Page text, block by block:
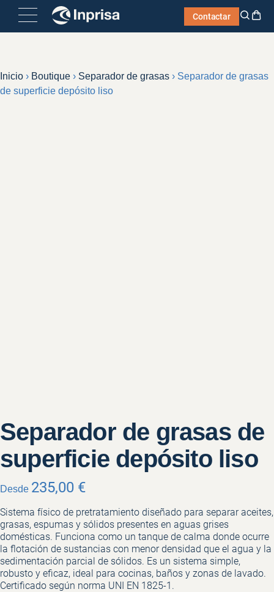
Skip
content
Contactar
Inicio › Boutique › Separador de grasas › Separador de grasas
de superficie depósito liso
Separador de grasas de
superficie depósito liso
Desde 235,00 €
Sistema físico de pretratamiento diseñado para separar aceites,
grasas, espumas y sólidos presentes en aguas grises
domésticas. Funciona como un tanque de calma donde ocurre
la flotación de sustancias con menor densidad que el agua y la
sedimentación parcial de sólidos. Es un sistema simple,
robusto y eficaz, ideal para cocinas, baños y zonas de lavado.
Certificado según norma UNI EN 1825-1.